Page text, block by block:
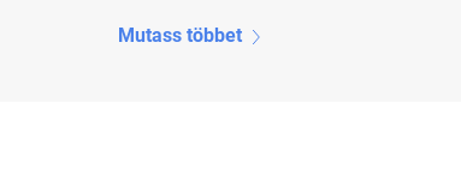
Mutass többet